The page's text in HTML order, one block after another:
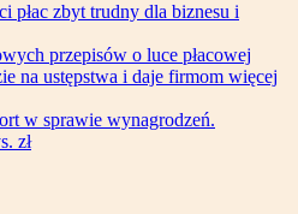
płac zbyt trudny dla biznesu i
przepisów o luce płacowej
na ustępstwa i daje firmom więcej
w sprawie wynagrodzeń.
zł